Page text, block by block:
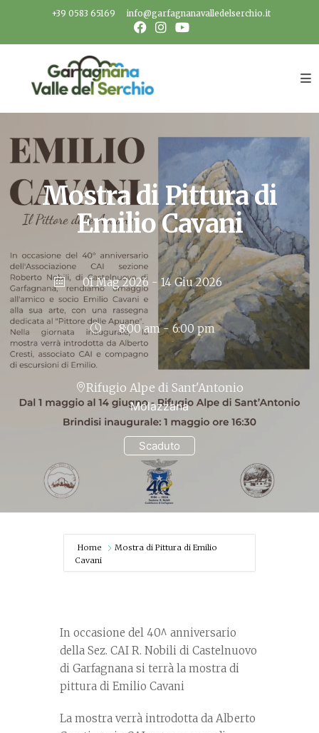
+39 0583 65169 info@garfagnanavalledelserchio.it
Mostra di Pittura di
Emilio Cavani
01 Mag 2026 - 14 Giu 2026
Scaduto
8:00 am - 6:00 pm
Rifugio Alpe di Sant'Antonio
Molazzana
Home
Mostra di Pittura di Emilio
Cavani
In occasione del 40^ anniversario
della Sez. CAI R. Nobili di Castelnuovo
di Garfagnana si terrà la mostra di
pittura di Emilio Cavani
La mostra verrà introdotta da Alberto